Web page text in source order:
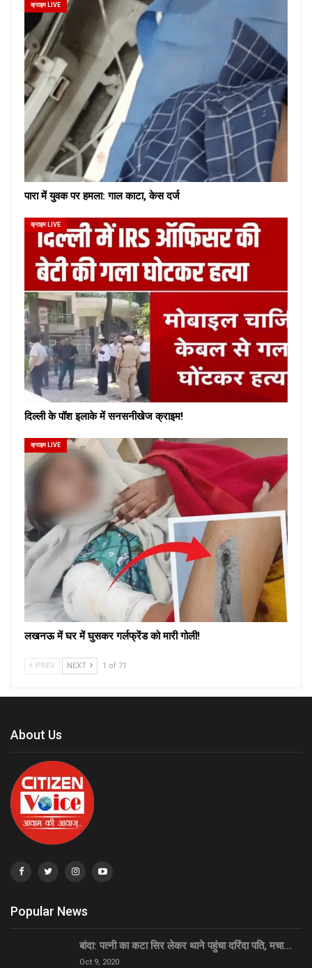
क्राइम LIVE
पारा में युवक पर हमला: गाल काटा, केस दर्ज
क्राइम LIVE
दिल्ली के पॉश इलाके में सनसनीखेज क्राइम!
क्राइम LIVE
लखनऊ में घर में घुसकर गर्लफ्रेंड को मारी गोली!
PREV NEXT 1 of 71
About Us
Popular News
बांदा: पत्नी का कटा सिर लेकर थाने पहुंचा दरिंदा पति, मचा…
Oct 9, 2020